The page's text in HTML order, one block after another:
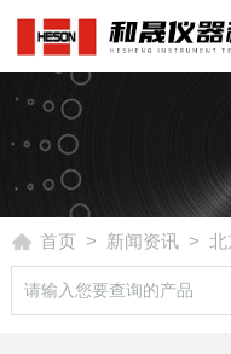
首页 > 新闻资讯> 北京